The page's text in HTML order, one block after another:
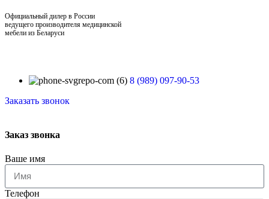
Официальный дилер в России
ведущего производителя медицинской
мебели из Беларуси
8 (989) 097-90-53
Заказать звонок
Заказ звонка
Ваше имя
Телефон